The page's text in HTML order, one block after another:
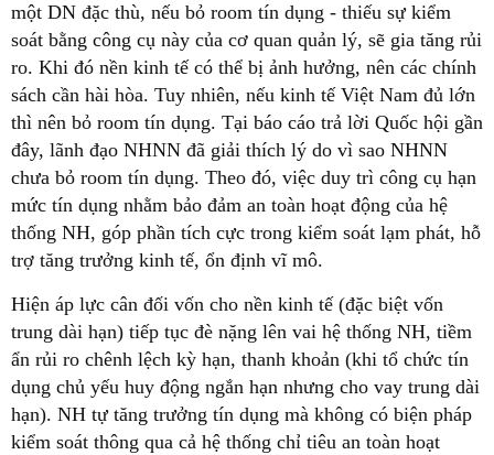
một DN đặc thù, nếu bỏ room tín dụng - thiếu sự kiểm
soát bằng công cụ này của cơ quan quản lý, sẽ gia tăng rủi
ro. Khi đó nền kinh tế có thể bị ảnh hưởng, nên các chính
sách cần hài hòa. Tuy nhiên, nếu kinh tế Việt Nam đủ lớn
thì nên bỏ room tín dụng. Tại báo cáo trả lời Quốc hội gần
đây, lãnh đạo NHNN đã giải thích lý do vì sao NHNN
chưa bỏ room tín dụng. Theo đó, việc duy trì công cụ hạn
mức tín dụng nhằm bảo đảm an toàn hoạt động của hệ
thống NH, góp phần tích cực trong kiểm soát lạm phát, hỗ
trợ tăng trưởng kinh tế, ổn định vĩ mô.
Hiện áp lực cân đối vốn cho nền kinh tế (đặc biệt vốn
trung dài hạn) tiếp tục đè nặng lên vai hệ thống NH, tiềm
ẩn rủi ro chênh lệch kỳ hạn, thanh khoản (khi tổ chức tín
dụng chủ yếu huy động ngắn hạn nhưng cho vay trung dài
hạn). NH tự tăng trưởng tín dụng mà không có biện pháp
kiểm soát thông qua cả hệ thống chỉ tiêu an toàn hoạt